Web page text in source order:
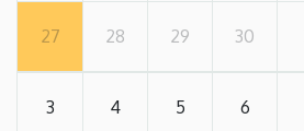
27 28 29 30
3 4 5 6